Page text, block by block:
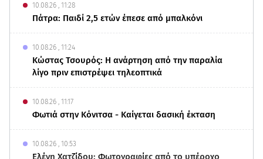
10.08.26 , 11:28
Πάτρα: Παιδί 2,5 ετών έπεσε από μπαλκόνι
10.08.26 , 11:24
Κώστας Τσουρός: Η ανάρτηση από την παραλία
λίγο πριν επιστρέψει τηλεοπτικά
10.08.26 , 11:17
Φωτιά στην Κόνιτσα - Καίγεται δασική έκταση
10.08.26 , 10:53
Ελένη Χατζίδου: Φωτογραφίες από το υπέροχο